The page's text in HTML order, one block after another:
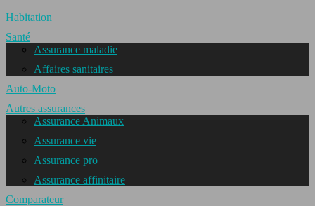
Habitation
Santé
Assurance maladie
Affaires sanitaires
Auto-Moto
Autres assurances
Assurance Animaux
Assurance vie
Assurance pro
Assurance affinitaire
Comparateur